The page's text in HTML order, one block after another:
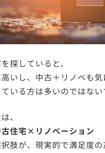
探していると、
高いし、中古＋リノベも気
いる方は多いのではない
、
住宅×リノベーション
肢が、現実的で満足度